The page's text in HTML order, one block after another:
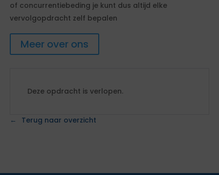
of concurrentiebeding je kunt dus altijd elke
vervolgopdracht zelf bepalen
Meer over ons
Deze opdracht is verlopen.
Terug naar overzicht